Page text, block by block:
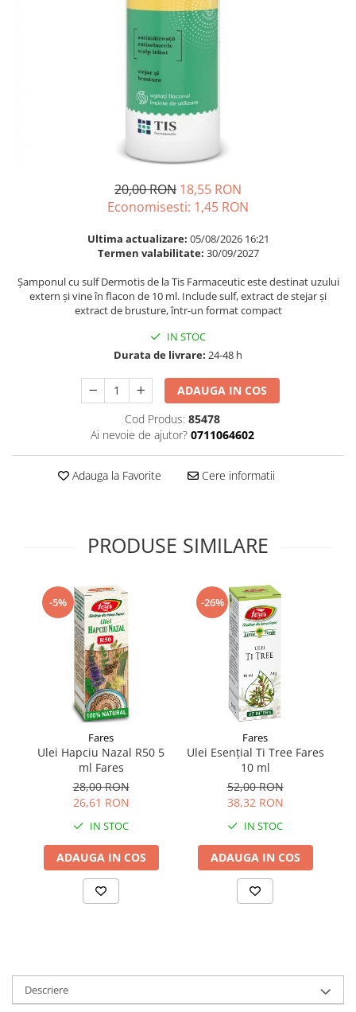
Probiotice si prebiotice
Somn stres si anxietate
Supliment Complexe
Supliment Magneziu
Supliment Vitamina E
Tincturi si Gemoderivate
Tuse gat si respiratie
Balsam masca si tratament
Produse cu SPF Pentru Fata
20,00 RON 18,55 RON
Economisesti: 1,45 RON
Ultima actualizare: 05/08/2026 16:21
Termen valabilitate: 30/09/2027
Șamponul cu sulf Dermotis de la Tis Farmaceutic este destinat uzului
extern și vine în flacon de 10 ml. Include sulf, extract de stejar și
extract de brusture, într-un format compact
IN STOC
Durata de livrare: 24-48 h
ADAUGA IN COS
Cod Produs: 85478
Ai nevoie de ajutor? 0711064602
Adauga la Favorite Cere informatii
PRODUSE SIMILARE
-5%
Fares
Ulei Hapciu Nazal R50 5
ml Fares
28,00 RON
26,61 RON
IN STOC
ADAUGA IN COS
-26%
Fares
Ulei Esențial Ti Tree Fares
10 ml
52,00 RON
38,32 RON
IN STOC
ADAUGA IN COS
Descriere